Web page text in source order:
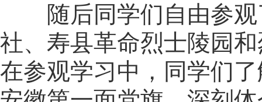
随后同学们自由参
社、寿县革命烈士陵园
在参观学习中，同学们